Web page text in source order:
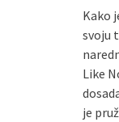
Kako
svoju
Like
je